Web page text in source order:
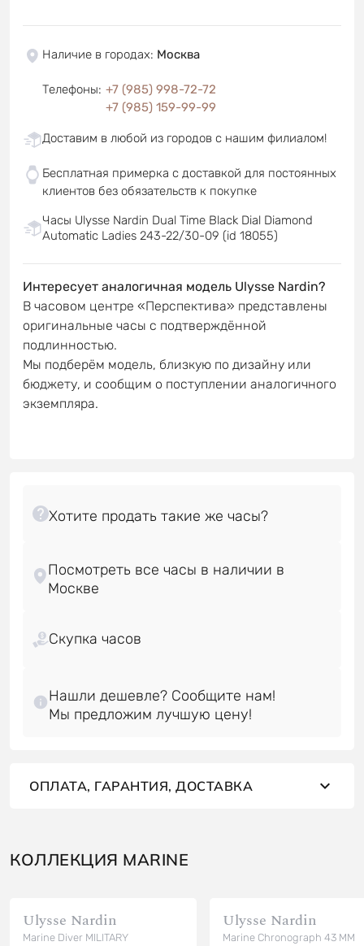
Наличие в городах: Москва
Телефоны: +7 (985) 998-72-72
+7 (985) 159-99-99
Доставим в любой из городов с нашим филиалом!
Бесплатная примерка с доставкой для постоянных
клиентов без обязательств к покупке
Часы Ulysse Nardin Dual Time Black Dial Diamond
Automatic Ladies 243-22/30-09 (id 18055)
Интересует аналогичная модель Ulysse Nardin?
В часовом центре «Перспектива» представлены
оригинальные часы с подтверждённой
подлинностью.
Мы подберём модель, близкую по дизайну или
бюджету, и сообщим о поступлении аналогичного
экземпляра.
Посмотреть все часы в наличии в
Скупка часов
Нашли дешевле? Сообщите нам!
ОПЛАТА, ГАРАНТИЯ, ДОСТАВКА
КОЛЛЕКЦИЯ MARINE
Ulysse Nardin
Marine Diver MILITARY
Ulysse Nardin
Marine Chronograph 43 MM